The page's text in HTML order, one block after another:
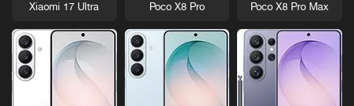
Poco X8 Pro Max
Poco X8 Pro
Xiaomi 17 Ultra